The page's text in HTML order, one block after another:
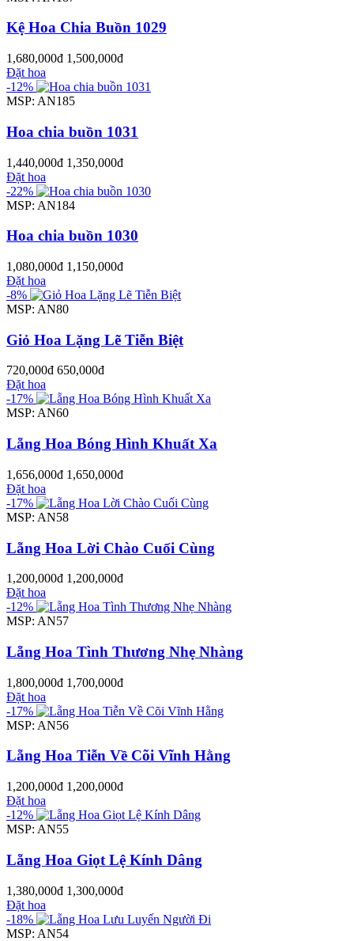
Kệ Hoa Chia Buồn 1029
1,680,000đ 1,500,000đ
Đặt hoa
-12%
MSP: AN185
Hoa chia buồn 1031
1,440,000đ 1,350,000đ
Đặt hoa
-22%
MSP: AN184
Hoa chia buồn 1030
1,080,000đ 1,150,000đ
Đặt hoa
-8%
MSP: AN80
Giỏ Hoa Lặng Lẽ Tiễn Biệt
720,000đ 650,000đ
Đặt hoa
-17%
MSP: AN60
Lẵng Hoa Bóng Hình Khuất Xa
1,656,000đ 1,650,000đ
Đặt hoa
-17%
MSP: AN58
Lẵng Hoa Lời Chào Cuối Cùng
1,200,000đ 1,200,000đ
Đặt hoa
-12%
MSP: AN57
Lẵng Hoa Tình Thương Nhẹ Nhàng
1,800,000đ 1,700,000đ
Đặt hoa
-17%
MSP: AN56
Lẵng Hoa Tiễn Về Cõi Vĩnh Hằng
1,200,000đ 1,200,000đ
Đặt hoa
-12%
MSP: AN55
Lẵng Hoa Giọt Lệ Kính Dâng
1,380,000đ 1,300,000đ
Đặt hoa
-18%
MSP: AN54